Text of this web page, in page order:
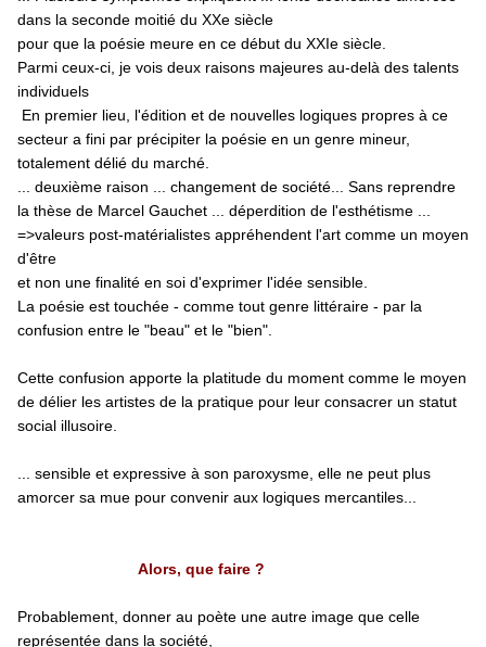
dans la seconde moitié du XXe siècle
pour que la poésie meure en ce début du XXIe siècle.
Parmi ceux-ci, je vois deux raisons majeures au-delà des talents
individuels
En premier lieu, l'édition et de nouvelles logiques propres à ce
secteur a fini par précipiter la poésie en un genre mineur,
totalement délié du marché.
... deuxième raison ... changement de société... Sans reprendre
la thèse de Marcel Gauchet ... déperdition de l'esthétisme ...
=>valeurs post-matérialistes appréhendent l'art comme un moyen
d'être
et non une finalité en soi d'exprimer l'idée sensible.
La poésie est touchée - comme tout genre littéraire - par la
confusion entre le "beau" et le "bien".
Cette confusion apporte la platitude du moment comme le moyen
de délier les artistes de la pratique pour leur consacrer un statut
social illusoire.
sensible et expressive à son paroxysme, elle ne peut plus
amorcer sa mue pour convenir aux logiques mercantiles...
Alors, que faire ?
Probablement, donner au poète une autre image que celle
représentée dans la société,